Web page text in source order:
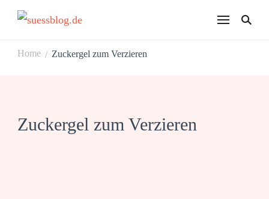
Home / Zuckergel zum Verzieren
Zuckergel zum Verzieren